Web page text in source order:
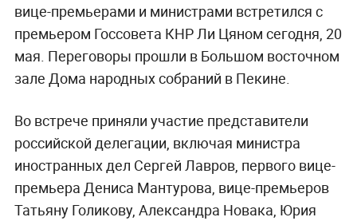
вице-премьерами и министрами встретился с
премьером Госсовета КНР Ли Цяном сегодня, 20
мая. Переговоры прошли в Большом восточном
зале Дома народных собраний в Пекине.
Во встрече приняли участие представители
российской делегации, включая министра
иностранных дел Сергей Лавров, первого вице-
премьера Дениса Мантурова, вице-премьеров
Татьяну Голикову, Александра Новака, Юрия